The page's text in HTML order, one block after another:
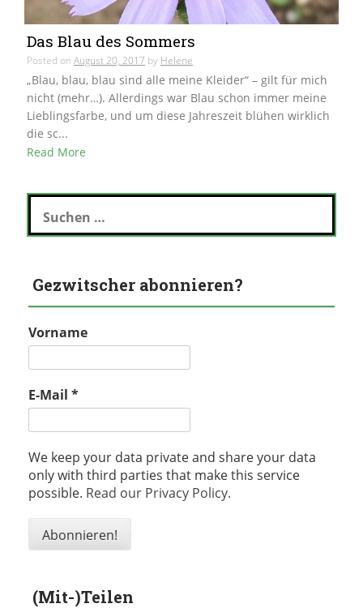
Das Blau des Sommers
Posted on August 20, 2017 by Helene
„Blau, blau, blau sind alle meine Kleider“ – gilt für mich
nicht (mehr…). Allerdings war Blau schon immer meine
Lieblingsfarbe, und um diese Jahreszeit blühen wirklich
die sc...
Read More
Suchen
nach:
Gezwitscher abonnieren?
Vorname
E-Mail *
We keep your data private and share your data
only with third parties that make this service
possible. Read our Privacy Policy.
(Mit-)Teilen